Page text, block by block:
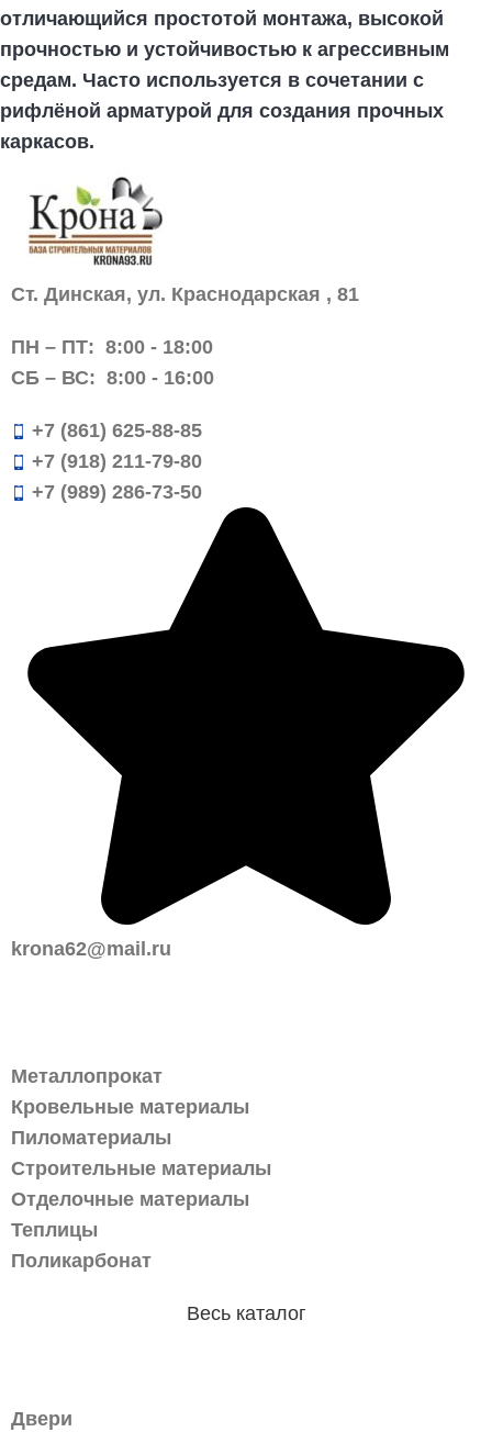
отличающийся простотой монтажа, высокой
прочностью и устойчивостью к агрессивным
средам. Часто используется в сочетании с
рифлёной арматурой для создания прочных
каркасов.
Ст. Динская, ул. Краснодарская , 81
ПН – ПТ: 8:00 - 18:00
СБ – ВС: 8:00 - 16:00
+7 (861) 625-88-85
+7 (918) 211-79-80
+7 (989) 286-73-50
krona62@mail.ru
Металлопрокат
Кровельные материалы
Пиломатериалы
Строительные материалы
Отделочные материалы
Теплицы
Поликарбонат
Весь каталог
Двери